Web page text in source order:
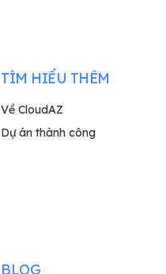
TÌM HIỂU THÊM
Về CloudAZ
Dự án thành công
BLOG